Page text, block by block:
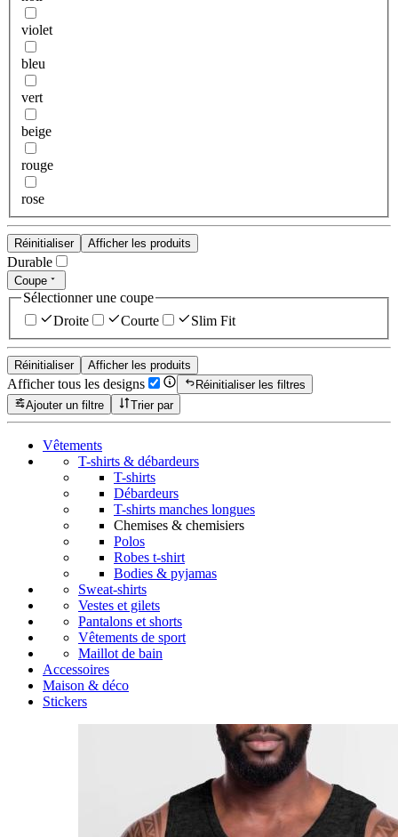
violet
bleu
vert
beige
rouge
rose
Réinitialiser Afficher les produits
Durable
Coupe
Sélectionner une coupe
Droite
Courte Slim Fit
Réinitialiser Afficher les produits
Afficher tous les designs
Réinitialiser les filtres
Ajouter un filtre
Trier par
Vêtements
T-shirts & débardeurs
T-shirts
Débardeurs
T-shirts manches longues
Chemises & chemisiers
Polos
Robes t-shirt
Bodies & pyjamas
Sweat-shirts
Vestes et gilets
Pantalons et shorts
Vêtements de sport
Maillot de bain
Accessoires
Maison & déco
Stickers